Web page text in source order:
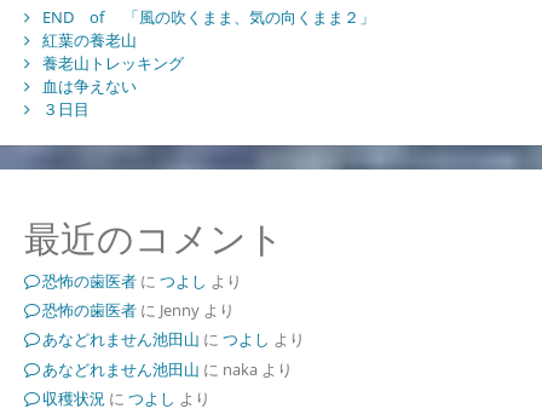
END of 「風の吹くまま、気の向くまま２」
紅葉の養老山
養老山トレッキング
血は争えない
３日目
最近のコメント
恐怖の歯医者に つよし より
恐怖の歯医者に Jennyより
あなどれません池田山 に つよし より
あなどれません池田山 に nakaより
収穫状況に つよし より